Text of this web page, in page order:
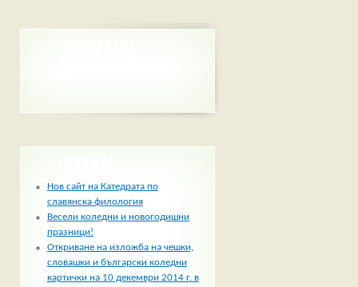
Нов сайт на Катедрата по
славянска филология
Весели коледни и новогодишни
празници!
Откриване на изложба на чешки,
словашки и български коледни
картички на 10 декември 2014 г. в